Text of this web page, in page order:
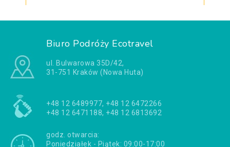
Biuro Podróży Ecotravel
ul. Bulwarowa 35D/42,
31-751 Kraków (Nowa Huta)
+48 12 6489977, +48 12 6472266
+48 12 6471188, +48 12 6813692
godz. otwarcia:
Poniedziałek - Piątek: 09:00-17:00